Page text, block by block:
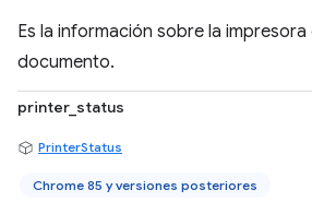
Es la información sobre la impresora
documento.
printer_status
PrinterStatus
Chrome 85 y versiones posteriores